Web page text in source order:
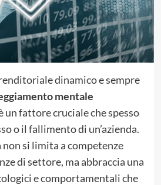
dinamico e sempre
mentale
un fattore cruciale che spesso
o il fallimento di un’azienda.
si limita a competenze
di settore, ma abbraccia una
e comportamentali che